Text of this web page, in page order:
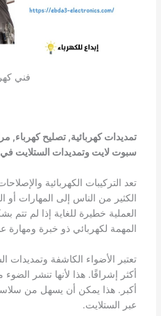
فني
تمديدات كهربائية, تصليح كهرباء,
سبوت لايت وتمديدات الستلايت
تعد التركيبات الكهربائية
الكثير من الناس إلى المهارات أو
العملية خطيرة للغاية إذا لم
المهمة لكهربائي ذو خبرة ومهارة
تعتبر الأضواء الكاشفة وتمديدات
أكثر إشراقًا. هذا لأنها تنشر
أكبر. هذا يمكن أن يسهل من
عبر الستلايت.